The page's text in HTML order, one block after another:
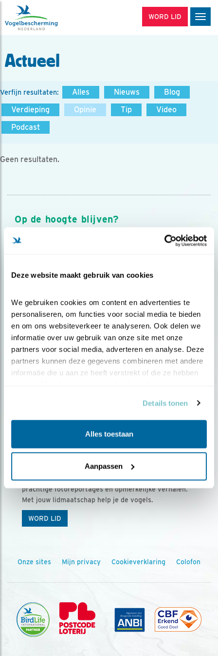
Deze website maakt gebruik van cookies
We gebruiken cookies om content en advertenties te
personaliseren, om functies voor social media te bieden
en om ons websiteverkeer te analyseren. Ook delen we
informatie over uw gebruik van onze site met onze
partners voor social media, adverteren en analyse. Deze
partners kunnen deze gegevens combineren met andere
informatie die u aan ze heeft verstrekt of die ze hebben
Details tonen
Alles toestaan
Aanpassen
WORD LID
Actueel
Verfijn resultaten: Alles Nieuws
Blog
Verdieping
Opinie Tip
Video
Podcast
Geen resultaten.
Op de hoogte blijven?
Meld je aan en ontvang nieuws, inspiratie, acties en tips
over vogels en activiteiten van Vogelbescherming.
Ontvang 5 x Vogels voor € 36,00 per jaar
Vogels is het tijdschrift voor onze leden, met
prachtige fotoreportages en opmerkelijke verhalen.
Met jouw lidmaatschap help je de vogels.
WORD LID
Onze sites Mijn privacy Cookieverklaring Colofon